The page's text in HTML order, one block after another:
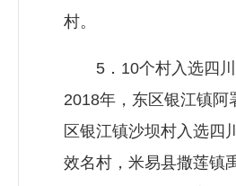
村。
5．10个村入选四川
2018年，东区银江镇
区银江镇沙坝村入选四
效名村，米易县撒莲镇